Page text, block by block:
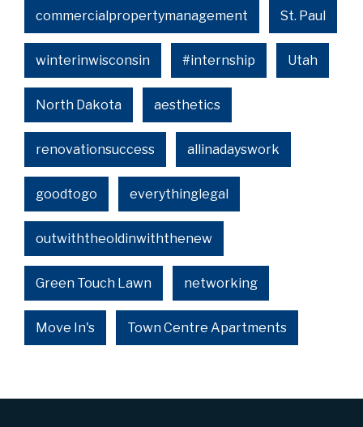
commercialpropertymanagement St. Paul
winterinwisconsin #internship Utah
North Dakota aesthetics
renovationsuccess allinadayswork
goodtogo everythinglegal
outwiththeoldinwiththenew
Green Touch Lawn networking
Move In's Town Centre Apartments